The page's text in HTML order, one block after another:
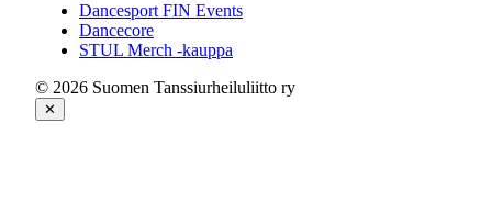
Dancesport FIN Events
Dancecore
STUL Merch -kauppa
© 2026 Suomen Tanssiurheiluliitto ry
✕